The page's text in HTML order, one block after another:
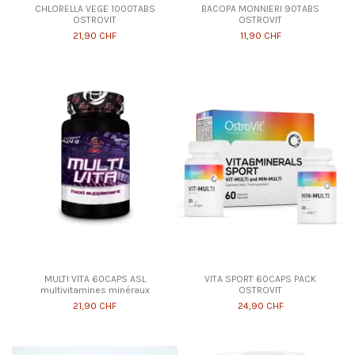
CHLORELLA VEGE 1000TABS
OSTROVIT
21,90 CHF
BACOPA MONNIERI 90TABS
OSTROVIT
11,90 CHF
MULTI VITA 60CAPS ASL
multivitamines minéraux
21,90 CHF
VITA SPORT 60CAPS PACK
OSTROVIT
24,90 CHF